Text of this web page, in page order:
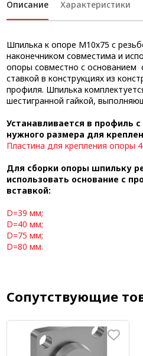
Описание Характеристики
Шпилька к опоре М10х75 с
наконечником совместима и
опоры совместно с основанием
ставкой в конструкциях из
профиля. Шпилька
шестигранной гайкой,
Устанавливается в профиль
нужного размера для
Пластина для крепления опоры
Для сборки опоры шпильку
использовать основание с
вставкой:
D=39 мм;
D=40 мм;
D=75 мм;
D=80 мм.
Сопутствующие